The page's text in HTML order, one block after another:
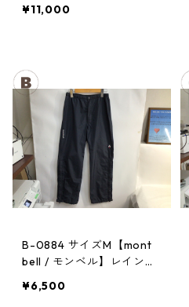
ンツ：レディースBK
¥11,000
B-0884 サイズM【mont
bell / モンベル】レインパ
ディース
¥6,500